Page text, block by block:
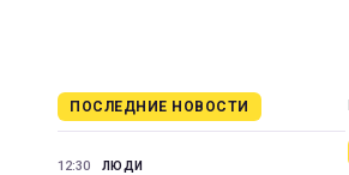
ПОСЛЕДНИЕ НОВОСТИ
12:30 ЛЮДИ